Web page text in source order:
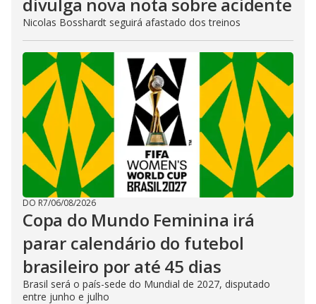
Nicolas Bosshardt seguirá afastado dos treinos
DO R7/06/08/2026
Copa do Mundo Feminina irá
parar calendário do futebol
brasileiro por até 45 dias
Brasil será o país-sede do Mundial de 2027, disputado
entre junho e julho